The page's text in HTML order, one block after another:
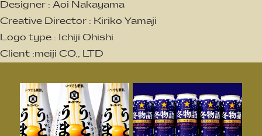
Designer : Aoi Nakayama
Creative Director : Kiriko Yamaji
Logo type : Ichiji Ohishi
Client :meiji CO., LTD